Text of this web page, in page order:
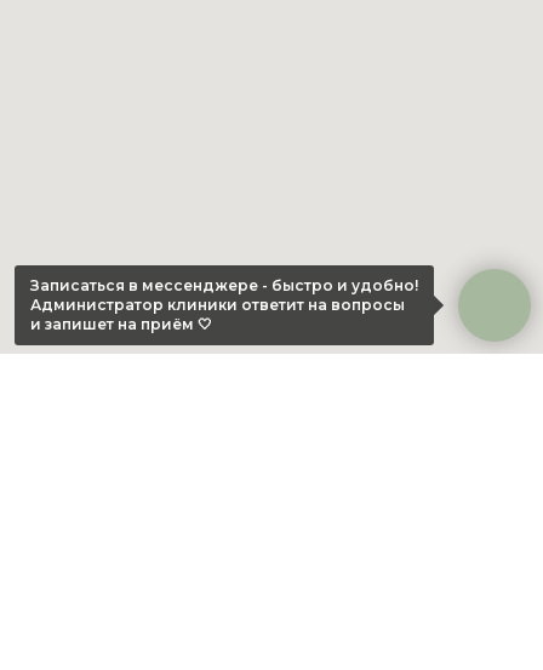
Записаться в мессенджере - быстро и удобно!
Администратор клиники ответит на вопросы
и запишет на приём 🤍